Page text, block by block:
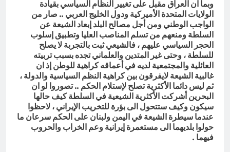
وبما ان العراق مقبل على تغيير النظام السياسي بقيادة
الولايات المتحدة الأميركية ودول الخليج العربي .. صار من
الواجب الوطني ومن أجل مصالح البلد إبعاد الشيعة عن
السلطة ومنعهم من تسلم المناصب العليا وتطبيق إسلوب
الحجر السياسي عليهم ، فالشيعي ثبت بالتجربة لا يصلح
للسلطة ، وحتى غير المتدين والعلماني تجده بسبب تربيته
العائلية والمجتمعية لديه في أعماقه كراهية للوطن إذ ان
غالبية الشيعة لايفرقون بين كراهية النظم السياسية والدولة ،
ثم ليس دائما الأكثرية تصلح لإستلام الحكم .. تصوروا لو ان
البحرين أشركت الأكثرية الشيعية في السلطة كيف حالها
سيكون وكيف ستتحول الى بؤرة للتخريب الإيراني ، لاحظوا
عندما سيطرة الشيعة في اليمن ولبنان على الحكم سرعان ما
حولوا بلديهما الى مستعمرة إيرانية وعم الخراب والحروب
فيهما .